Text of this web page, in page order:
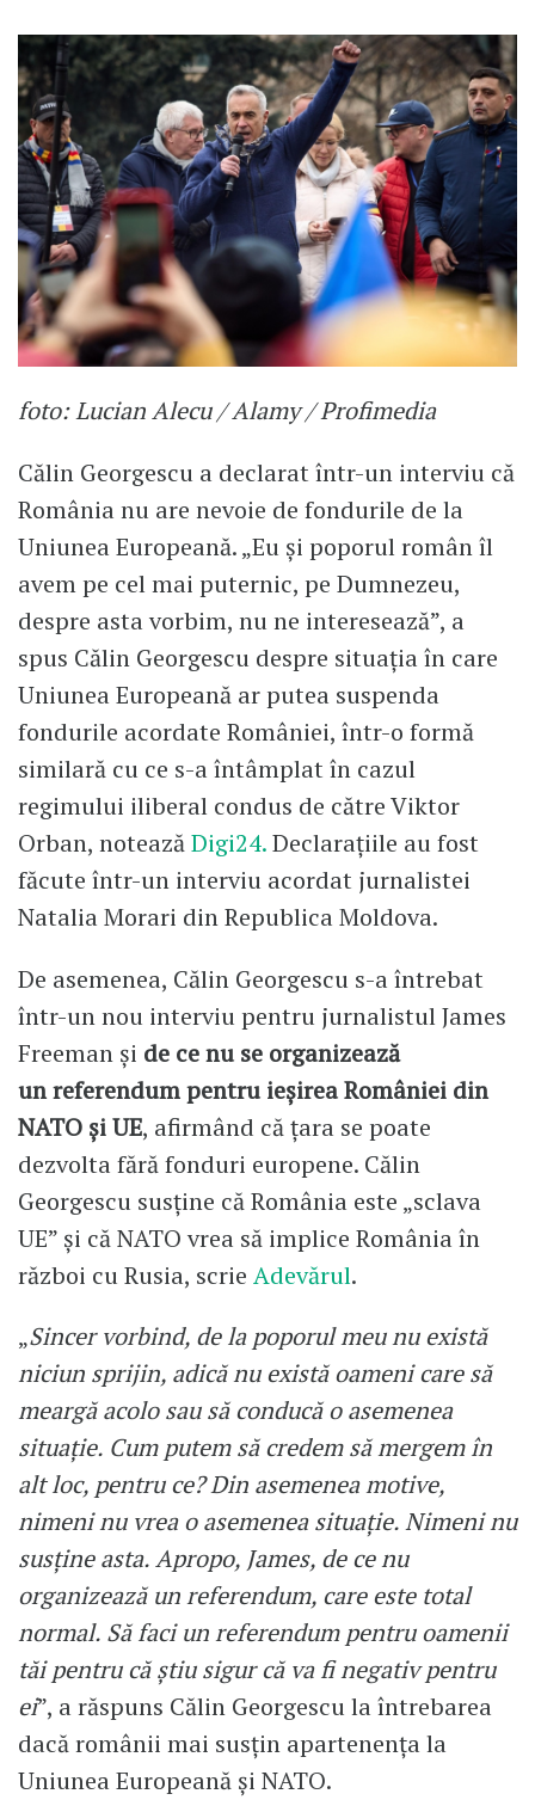
foto: Lucian Alecu / Alamy / Profimedia
Călin Georgescu a declarat într-un interviu că
România nu are nevoie de fondurile de la
Uniunea Europeană. „Eu și poporul român îl
avem pe cel mai puternic, pe Dumnezeu,
despre asta vorbim, nu ne interesează”, a
spus Călin Georgescu despre situația în care
Uniunea Europeană ar putea suspenda
fondurile acordate României, într-o formă
similară cu ce s-a întâmplat în cazul
regimului iliberal condus de către Viktor
Orban, noteazăDigi24.Declarațiile au fost
făcute într-un interviu acordat jurnalistei
Natalia Morari din Republica Moldova.
De asemenea, Călin Georgescu s-a întrebat
într-un nou interviu pentru jurnalistul James
Freeman și de ce nu se organizează
un referendum pentru ieșirea României din
NATO și UE, afirmând că țara se poate
dezvolta fără fonduri europene. Călin
Georgescu susține că România este „sclava
UE” și că NATO vrea să implice România în
război cu Rusia, scrie Adevărul.
„Sincer vorbind, de la poporul meu nu există
niciun sprijin, adică nu există oameni care să
meargă acolo sau să conducă o asemenea
situație. Cum putem să credem să mergem în
alt loc, pentru ce? Din asemenea motive,
nimeni nu vrea o asemenea situație. Nimeni nu
susține asta. Apropo, James, de ce nu
organizează un referendum, care este total
normal. Să faci un referendum pentru oamenii
tăi pentru că știu sigur că va fi negativ pentru
ei”, a răspuns Călin Georgescu la întrebarea
dacă românii mai susțin apartenența la
Uniunea Europeană și NATO.